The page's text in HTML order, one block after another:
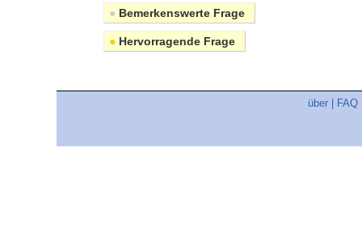
● Bemerkenswerte Frage
● Hervorragende Frage
über FAQ